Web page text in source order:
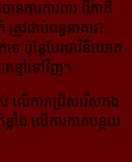
ការការពារ ពីភាគី
វជាប់​ពន្ធនាគារ?
េ ប៉ុន្តែបែរជាវិនិយោគ
ខ្មៅទៅវិញ។
លើការជ្រើសរើសកង
ខ្លាំង លើការកាត់បន្ថយ